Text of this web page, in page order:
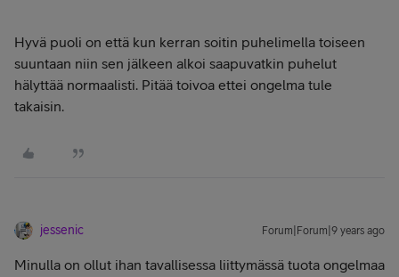
Hyvä puoli on että kun kerran soitin puhelimella toiseen
suuntaan niin sen jälkeen alkoi saapuvatkin puhelut
hälyttää normaalisti. Pitää toivoa ettei ongelma tule
takaisin.
jessenic Forum|Forum|9 years ago
Minulla on ollut ihan tavallisessa liittymässä tuota ongelmaa